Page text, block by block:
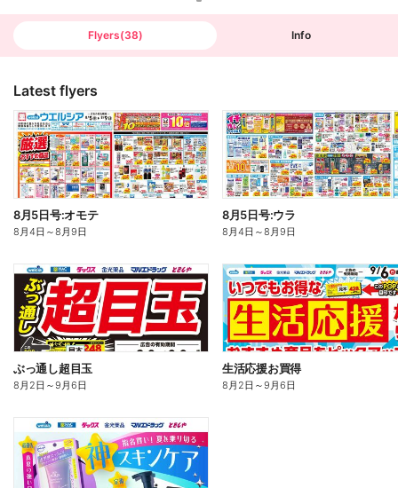
Flyers(38) Info
Latest flyers
8月5日号:オモテ
8月4日 ～8月9日
8月5日号:ウラ
8月4日 ～8月9日
ぶっ通し超目玉
8月2日 ～9月6日
生活応援お買得
8月2日 ～9月6日